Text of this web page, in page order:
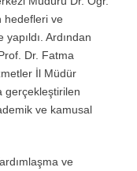
hedefleri ve
Ardından
Dr. Fatma
İl Müdür
gerçekleştirilen
ve kamusal
ve